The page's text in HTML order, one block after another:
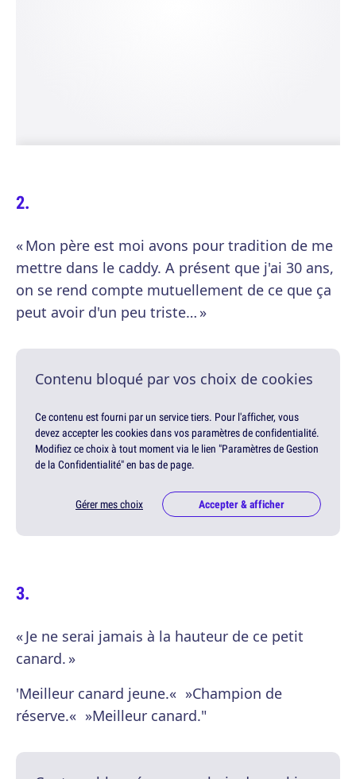
« Mon père est moi avons pour tradition de me
mettre dans le caddy. A présent que j'ai 30 ans,
on se rend compte mutuellement de ce que ça
peut avoir d'un peu triste… »
Contenu bloqué par vos choix de cookies
Ce contenu est fourni par un service tiers. Pour l'afficher, vous
devez accepter les cookies dans vos paramètres de confidentialité.
Modifiez ce choix à tout moment via le lien "Paramètres de Gestion
de la Confidentialité" en bas de page.
Gérer mes choix Accepter & afficher
« Je ne serai jamais à la hauteur de ce petit
canard. »
'Meilleur canard jeune.« »Champion de
réserve.« »Meilleur canard."